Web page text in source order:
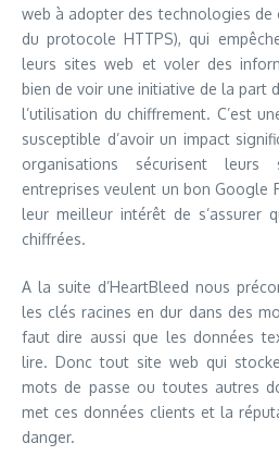
web à adopter des technologies de
du protocole HTTPS), qui
leurs sites web et voler des
bien de voir une initiative de la part
l’utilisation du chiffrement. C’est
susceptible d’avoir un impact
organisations sécurisent
entreprises veulent un bon Google
leur meilleur intérêt de s’assurer
chiffrées.
A la suite d’HeartBleed nous
les clés racines en dur dans des
faut dire aussi que les données
lire. Donc tout site web qui
mots de passe ou toutes autres
met ces données clients et la
danger.